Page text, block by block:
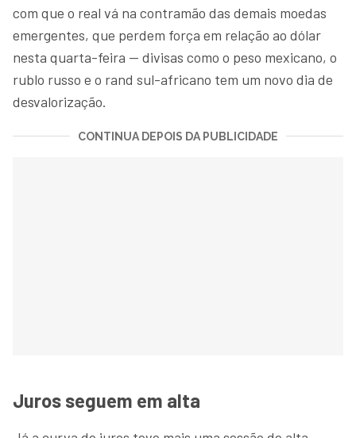
com que o real vá na contramão das demais moedas
emergentes, que perdem força em relação ao dólar
nesta quarta-feira — divisas como o peso mexicano, o
rublo russo e o rand sul-africano tem um novo dia de
desvalorização.
CONTINUA DEPOIS DA PUBLICIDADE
Juros seguem em alta